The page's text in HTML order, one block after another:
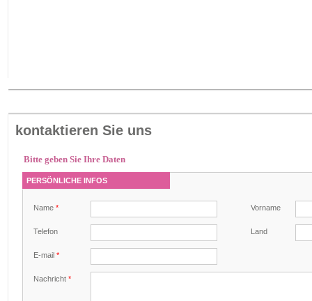
kontaktieren Sie uns
Bitte geben Sie Ihre Daten
PERSÖNLICHE INFOS
Name * Vorname
Telefon Land
E-mail *
Nachricht *